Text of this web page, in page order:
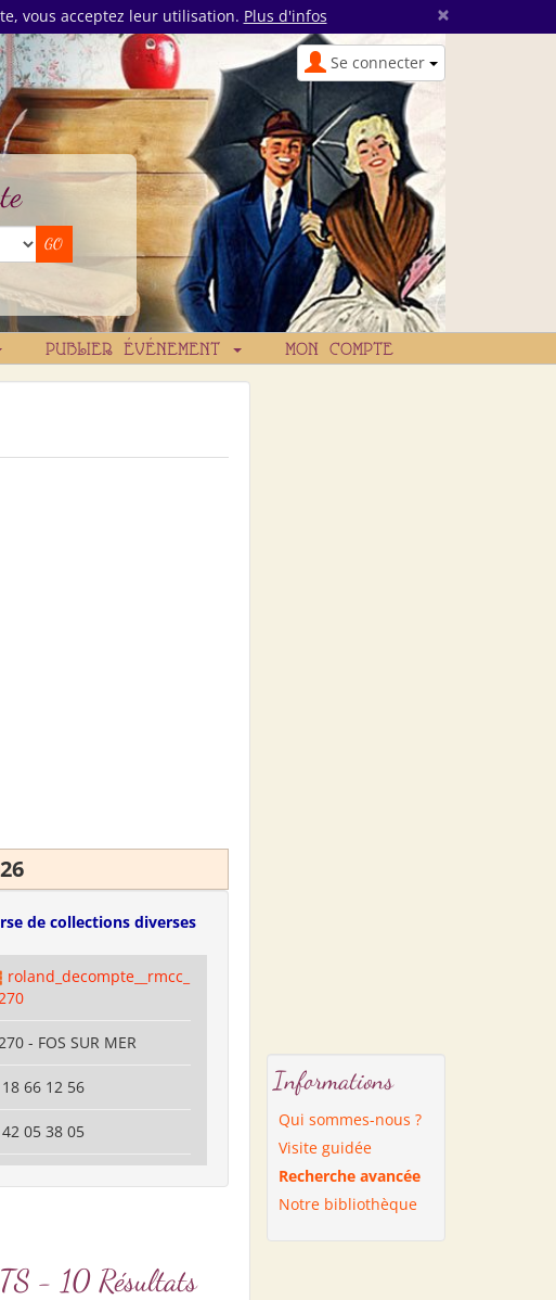
vous acceptez leur utilisation. Plus d'infos ×
Se connecter
PUBLIER ÉVÉNEMENT MON COMPTE
de collections diverses
roland_decompte__rmcc_
- FOS SUR MER
66 12 56
05 38 05
- 10 Résultats
Informations
Qui sommes-nous ?
Visite guidée
Recherche avancée
Notre bibliothèque